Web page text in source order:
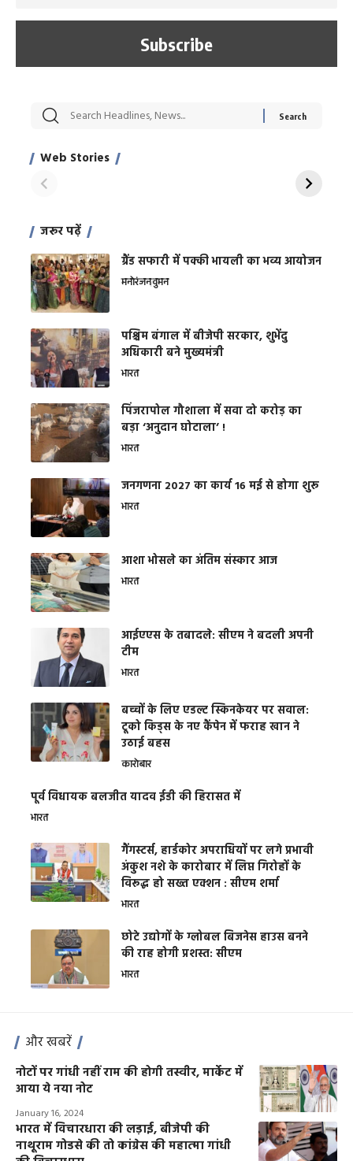
Web Stories
सट्टेबाजी में अरेस्ट हुए
साहिल खान
रोज एक कच्चे लहसुन
जरूर पढ़ें
ग्रैंड सफारी में पक्की भायली का भव्य आयोजन
मनोरंजनवुमन
पश्चिम बंगाल में बीजेपी सरकार, शुभेंदु
अधिकारी बने मुख्यमंत्री
भारत
​पिंजरापोल गौशाला में सवा दो करोड़ का
बड़ा ‘अनुदान घोटाला’ !
भारत
जनगणना 2027 का कार्य 16 मई से होगा शुरू
भारत
आशा भोसले का अंतिम संस्कार आज
भारत
आईएएस के तबादले: सीएम ने बदली अपनी
टीम
भारत
बच्चों के लिए एडल्ट स्किनकेयर पर सवाल:
टूको किड्स के नए कैंपेन में फराह खान ने
उठाई बहस
कारोबार
पूर्व विधायक बलजीत यादव ईडी की हिरासत में
भारत
गैंगस्टर्स, हार्डकोर अपराधियों पर लगे प्रभावी
अंकुश नशे के कारोबार में लिप्त गिरोहों के
विरूद्ध हो सख्त एक्शन : सीएम शर्मा
भारत
छोटे उद्योगों के ग्लोबल बिजनेस हाउस बनने
की राह होगी प्रशस्त: सीएम
भारत
और खबरें
नोटों पर गांधी नहीं राम की होगी तस्वीर, मार्केट में
आया ये नया नोट
January 16, 2024
भारत में विचारधारा की लड़ाई, बीजेपी की
नाथूराम गोडसे की तो कांग्रेस की महात्मा गांधी